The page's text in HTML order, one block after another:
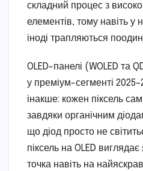
складний процес з
елементів, тому навіть
іноді трапляються
OLED-панелі (WOLED та
у преміум-сегменті
інакше: кожен піксель
завдяки органічним
що діод просто не
піксель на OLED
точка навіть на